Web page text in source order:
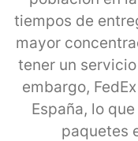
tiempos de
mayor
tener un
embargo,
España, lo
paquetes